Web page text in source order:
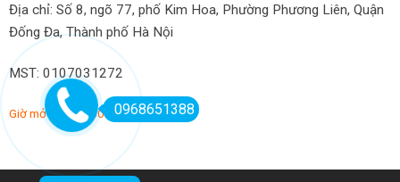
Địa chỉ: Số 8, ngõ 77, phố Kim Hoa, Phường Phương Liên, Quận
Đống Đa, Thành phố Hà Nội
MST: 0107031272
Giờ mở hàng: 7:00-22:00 hàng ngày
0968651388